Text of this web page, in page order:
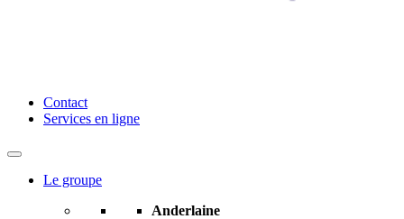
Anderlaine | Conseil – Expert comptable – Avocat – Audit
Contact
Services en ligne
Le groupe
Anderlaine